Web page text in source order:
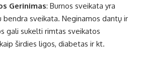
Gerinimas: Burnos sveikata yra
bendra sveikata. Neginamos dantų ir
gali sukelti rimtas sveikatos
širdies ligos, diabetas ir kt.